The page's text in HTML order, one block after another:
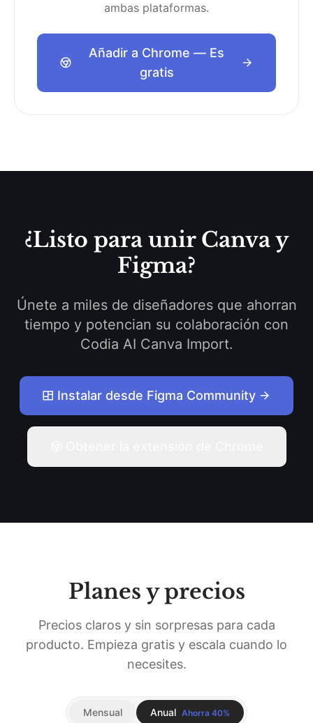
ambas plataformas.
Añadir a Chrome — Es
gratis
¿Listo para unir Canva y
Figma?
Únete a miles de diseñadores que ahorran
tiempo y potencian su colaboración con
Codia AI Canva Import.
Instalar desde Figma Community
Planes y precios
Precios claros y sin sorpresas para cada
producto. Empieza gratis y escala cuando lo
necesites.
Mensual Anual Ahorra 40%